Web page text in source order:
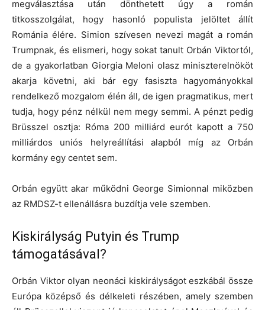
megválasztása után dönthetett úgy a román
titkosszolgálat, hogy hasonló populista jelöltet állít
Románia élére. Simion szívesen nevezi magát a román
Trumpnak, és elismeri, hogy sokat tanult Orbán Viktortól,
de a gyakorlatban Giorgia Meloni olasz miniszterelnököt
akarja követni, aki bár egy fasiszta hagyományokkal
rendelkező mozgalom élén áll, de igen pragmatikus, mert
tudja, hogy pénz nélkül nem megy semmi. A pénzt pedig
Brüsszel osztja: Róma 200 milliárd eurót kapott a 750
milliárdos uniós helyreállítási alapból míg az Orbán
kormány egy centet sem.
Orbán együtt akar működni George Simionnal miközben
az RMDSZ-t ellenállásra buzdítja vele szemben.
Kiskirályság Putyin és Trump
támogatásával?
Orbán Viktor olyan neonáci kiskirályságot eszkábál össze
Európa középső és délkeleti részében, amely szemben